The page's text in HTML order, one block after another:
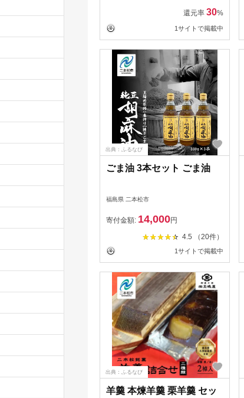
還元率30%
1サイトで掲載中
出典：ふるなび
ごま油 3本セット ごま油
福島県 二本松市
寄付金額: 14,000円
4.5 （20件）
1サイトで掲載中
出典：ふるなび
羊羹 本煉羊羹 栗羊羹 セッ